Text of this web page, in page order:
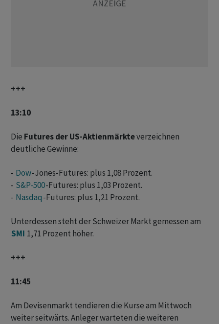
+++
13:10
Die Futures der US-Aktienmärkteverzeichnen
deutliche Gewinne:
- Dow-Jones-Futures: plus 1,08 Prozent.
- S&P-500-Futures: plus 1,03 Prozent.
- Nasdaq-Futures: plus 1,21 Prozent.
Unterdessen steht der Schweizer Markt gemessen am
SMI 1,71 Prozent höher.
+++
11:45
Am Devisenmarkt tendieren die Kurse am Mittwoch
weiter seitwärts. Anleger warteten die weiteren